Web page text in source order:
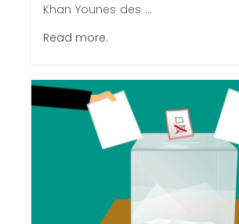
Khan Younes des ...
Read more.